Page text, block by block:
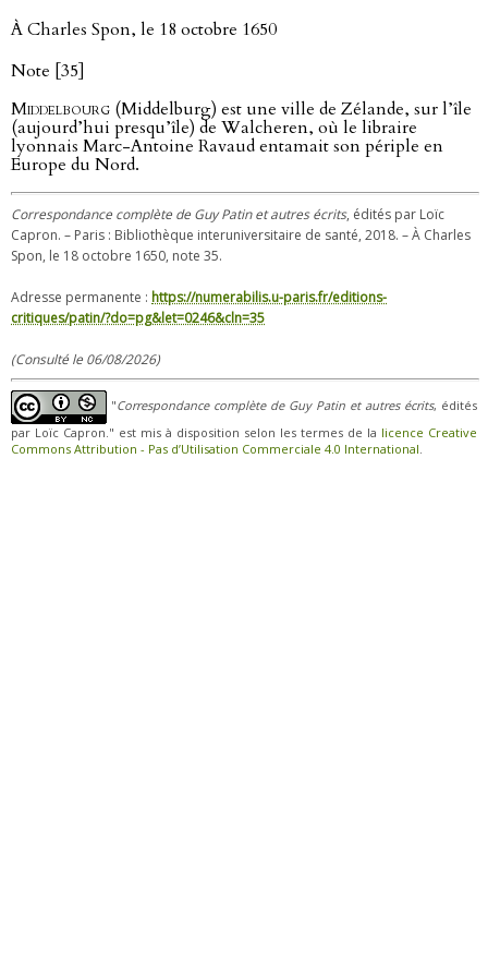
À Charles Spon, le 18 octobre 1650
Note [35]
Middelbourg (Middelburg) est une ville de Zélande, sur l’île
(aujourd’hui presqu’île) de Walcheren, où le libraire
lyonnais Marc-Antoine Ravaud entamait son périple en
Europe du Nord.
Correspondance complète de Guy Patin et autres écrits, édités par Loïc
Capron. – Paris : Bibliothèque interuniversitaire de santé, 2018. – À Charles
Spon, le 18 octobre 1650, note 35.
Adresse permanente : https://numerabilis.u-paris.fr/editions-
critiques/patin/?do=pg&let=0246&cln=35
(Consulté le 06/08/2026)
"Correspondance complète de Guy Patin et autres écrits, édités
par Loïc Capron." est mis à disposition selon les termes de la licence Creative
Commons Attribution - Pas d’Utilisation Commerciale 4.0 International.